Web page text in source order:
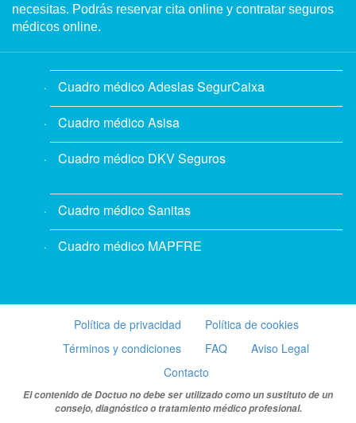
necesitas. Podrás reservar cita online y contratar seguros
médicos online.
Cuadro médico Adeslas SegurCaixa
Cuadro médico Asisa
Cuadro médico DKV Seguros
Cuadro médico Sanitas
Cuadro médico MAPFRE
Política de privacidad
Política de cookies
Términos y condiciones
FAQ
Aviso Legal
Contacto
El contenido de Doctuo no debe ser utilizado como un sustituto de un
consejo, diagnóstico o tratamiento médico profesional.